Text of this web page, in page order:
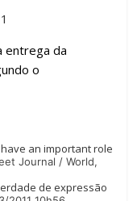
entrega da
o
have an important role
Journal / World,
de expressão